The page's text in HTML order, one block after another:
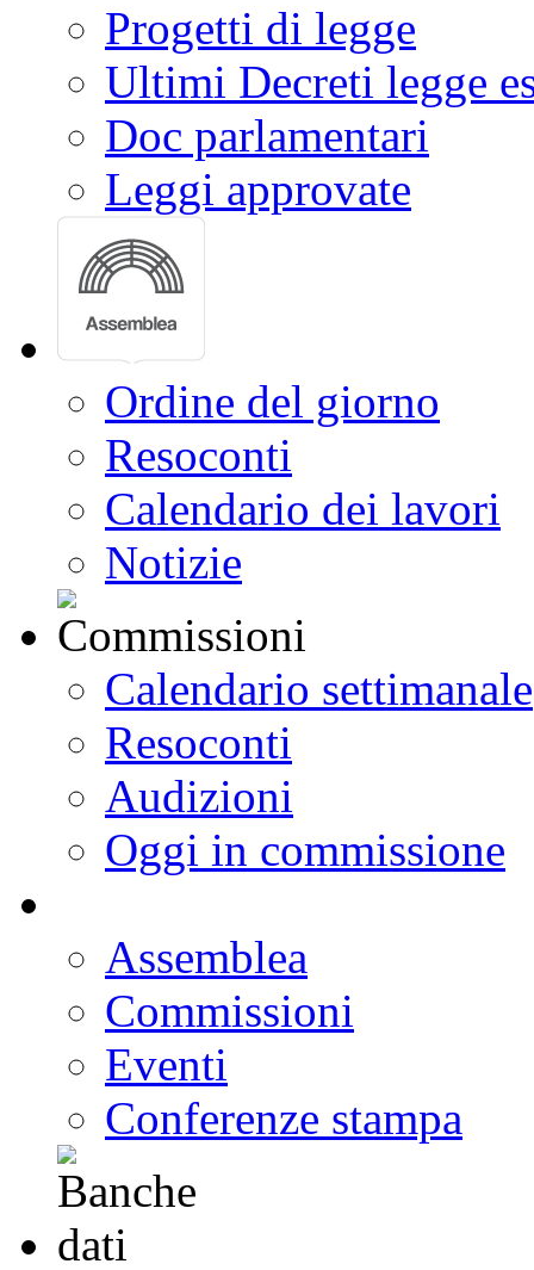
Progetti di legge
Ultimi Decreti legge
Doc parlamentari
Leggi approvate
Ordine del giorno
Resoconti
Calendario dei lavori
Notizie
Calendario settimanale
Resoconti
Audizioni
Oggi in commissione
Assemblea
Commissioni
Eventi
Conferenze stampa